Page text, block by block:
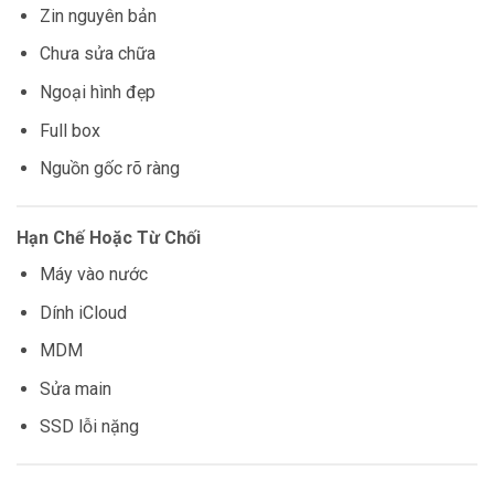
Zin nguyên bản
Chưa sửa chữa
Ngoại hình đẹp
Full box
Nguồn gốc rõ ràng
Hạn Chế Hoặc Từ Chối
Máy vào nước
Dính iCloud
MDM
Sửa main
SSD lỗi nặng